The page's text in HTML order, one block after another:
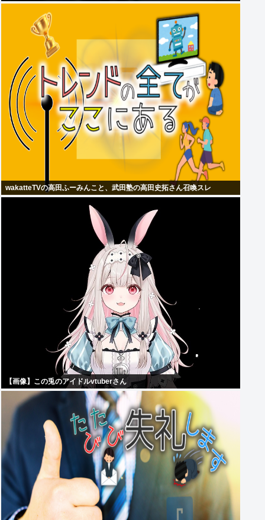
wakatteTVの高田ふーみんこと、武田塾の高田史拓さん召喚スレ
【画像】この兎のアイドルvtuberさん